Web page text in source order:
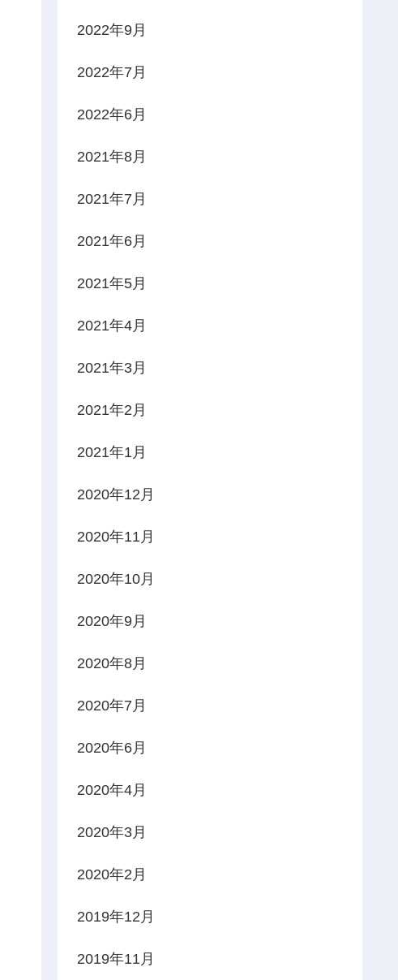
2022年9月
2022年7月
2022年6月
2021年8月
2021年7月
2021年6月
2021年5月
2021年4月
2021年3月
2021年2月
2021年1月
2020年12月
2020年11月
2020年10月
2020年9月
2020年8月
2020年7月
2020年6月
2020年4月
2020年3月
2020年2月
2019年12月
2019年11月